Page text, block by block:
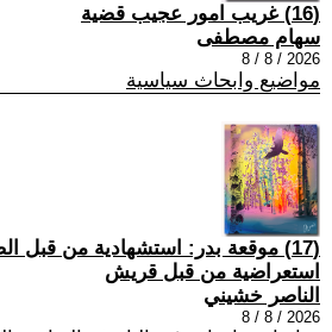
(16) غريب امور عجيب قضية
سهام مصطفى
2026 / 8 / 8
مواضيع وابحاث سياسية
(17) موقعة بدر: استشهادية من قبل
استعراضية من قبل قريش
الناصر خشيني
2026 / 8 / 8